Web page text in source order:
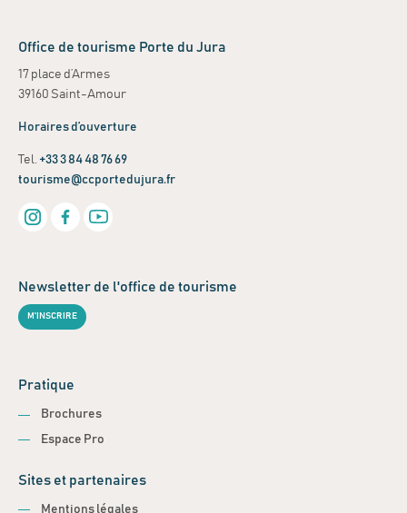
Office de tourisme Porte du Jura
17 place d’Armes
39160 Saint-Amour
Horaires d’ouverture
Tel. +33 3 84 48 76 69
tourisme@ccportedujura.fr
Newsletter de l'office de tourisme
M'INSCRIRE
Pratique
Brochures
Espace Pro
Sites et partenaires
Mentions légales